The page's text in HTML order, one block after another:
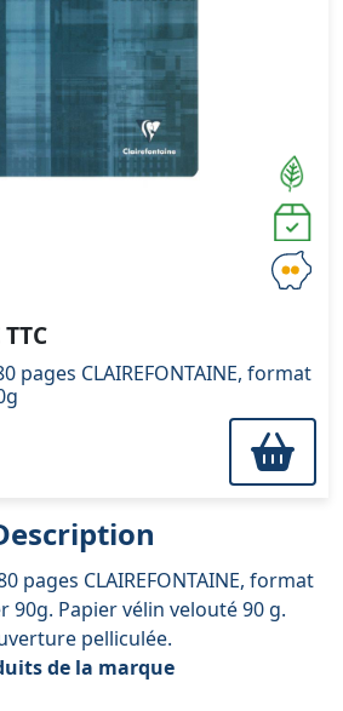
pages CLAIREFONTAINE, format
pages CLAIREFONTAINE, format
90g. Papier vélin velouté 90 g.
pelliculée.
de la marque